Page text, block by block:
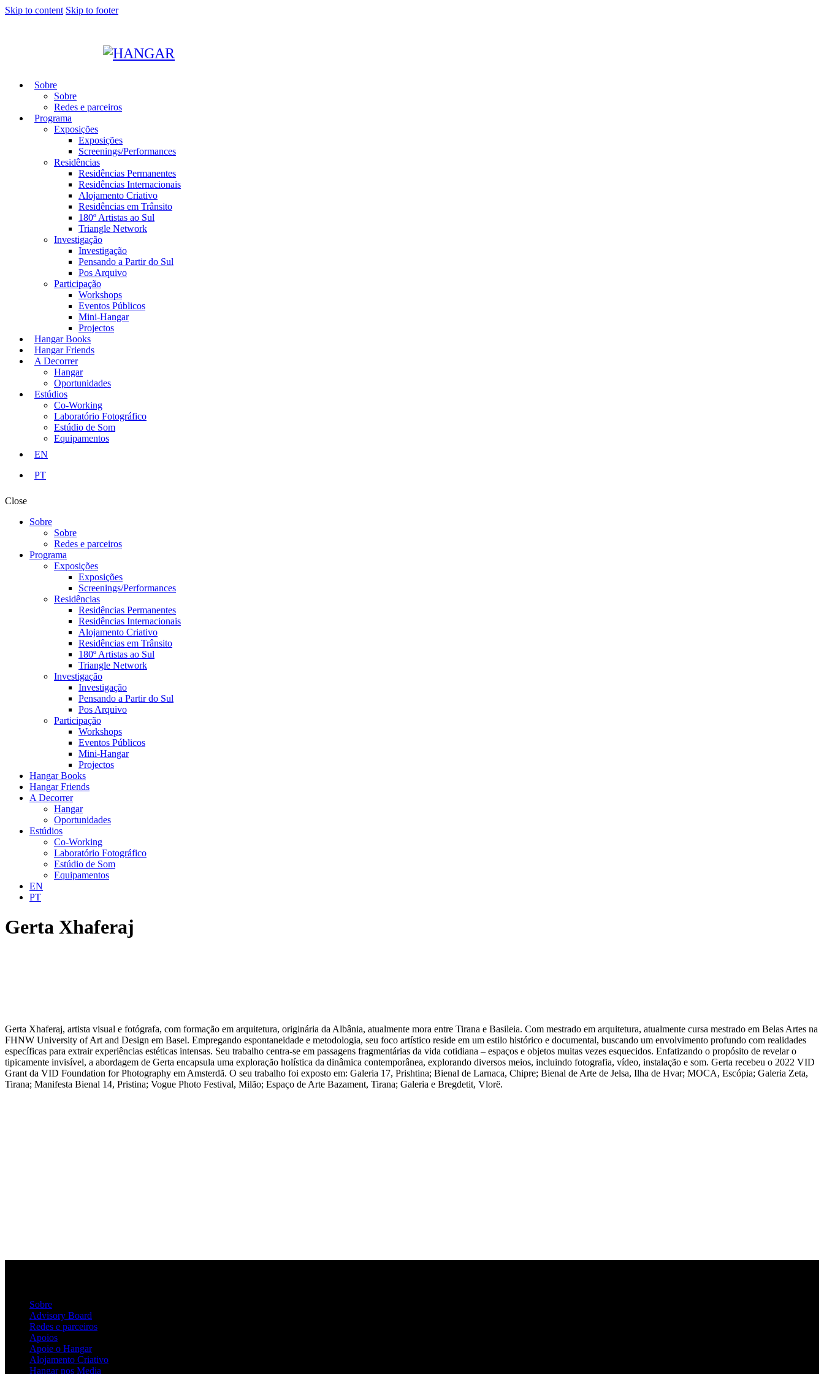
Skip to content Skip to footer
Sobre
Sobre
Redes e parceiros
Programa
Exposições
Exposições
Screenings/Performances
Residências
Residências Permanentes
Residências Internacionais
Alojamento Criativo
Residências em Trânsito
180º Artistas ao Sul
Triangle Network
Investigação
Investigação
Pensando a Partir do Sul
Pos Arquivo
Participação
Workshops
Eventos Públicos
Mini-Hangar
Projectos
Hangar Books
Hangar Friends
A Decorrer
Hangar
Oportunidades
Estúdios
Co-Working
Laboratório Fotográfico
Estúdio de Som
Equipamentos
EN
PT
Close
Sobre
Sobre
Redes e parceiros
Programa
Exposições
Exposições
Screenings/Performances
Residências
Residências Permanentes
Residências Internacionais
Alojamento Criativo
Residências em Trânsito
180º Artistas ao Sul
Triangle Network
Investigação
Investigação
Pensando a Partir do Sul
Pos Arquivo
Participação
Workshops
Eventos Públicos
Mini-Hangar
Projectos
Hangar Books
Hangar Friends
A Decorrer
Hangar
Oportunidades
Estúdios
Co-Working
Laboratório Fotográfico
Estúdio de Som
Equipamentos
EN
PT
Gerta Xhaferaj
Gerta Xhaferaj, artista visual e fotógrafa, com formação em arquitetura, originária da Albânia, atualmente mora entre Tirana e Basileia. Com mestrado em arquitetura, atualmente cursa mestrado em Belas Artes na
FHNW University of Art and Design em Basel. Empregando espontaneidade e metodologia, seu foco artístico reside em um estilo histórico e documental, buscando um envolvimento profundo com realidades
específicas para extrair experiências estéticas intensas. Seu trabalho centra-se em passagens fragmentárias da vida cotidiana – espaços e objetos muitas vezes esquecidos. Enfatizando o propósito de revelar o
tipicamente invisível, a abordagem de Gerta encapsula uma exploração holística da dinâmica contemporânea, explorando diversos meios, incluindo fotografia, vídeo, instalação e som. Gerta recebeu o 2022 VID
Grant da VID Foundation for Photography em Amsterdã. O seu trabalho foi exposto em: Galeria 17, Prishtina; Bienal de Larnaca, Chipre; Bienal de Arte de Jelsa, Ilha de Hvar; MOCA, Escópia; Galeria Zeta,
Tirana; Manifesta Bienal 14, Pristina; Vogue Photo Festival, Milão; Espaço de Arte Bazament, Tirana; Galeria e Bregdetit, Vlorë.
Sobre
Advisory Board
Redes e parceiros
Apoios
Apoie o Hangar
Alojamento Criativo
Hangar nos Media